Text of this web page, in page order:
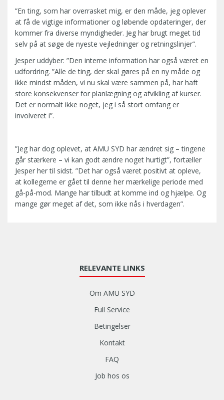
”En ting, som har overrasket mig, er den måde, jeg oplever
at få de vigtige informationer og løbende opdateringer, der
kommer fra diverse myndigheder. Jeg har brugt meget tid
selv på at søge de nyeste vejledninger og retningslinjer”.
Jesper uddyber: ”Den interne information har også været en
udfordring. ”Alle de ting, der skal gøres på en ny måde og
ikke mindst måden, vi nu skal være sammen på, har haft
store konsekvenser for planlægning og afvikling af kurser.
Det er normalt ikke noget, jeg i så stort omfang er
involveret i”.
”Jeg har dog oplevet, at AMU SYD har ændret sig – tingene
går stærkere – vi kan godt ændre noget hurtigt”, fortæller
Jesper her til sidst. ”Det har også været positivt at opleve,
at kollegerne er gået til denne her mærkelige periode med
gå-på-mod. Mange har tilbudt at komme ind og hjælpe. Og
mange gør meget af det, som ikke nås i hverdagen”.
RELEVANTE LINKS
Om AMU SYD
Full Service
Betingelser
Kontakt
FAQ
Job hos os